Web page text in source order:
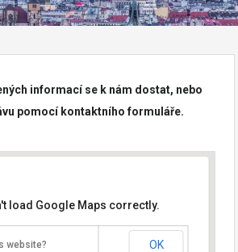
informací se k nám dostat, nebo
pomocí kontaktního formuláře.
load Google Maps correctly.
website? OK